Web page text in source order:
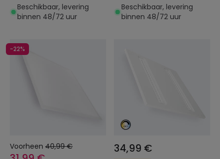
Beschikbaar, levering
binnen 48/72 uur
Beschikbaar, levering
binnen 48/72 uur
-22%
Voorheen 40,99 € 34,99 €